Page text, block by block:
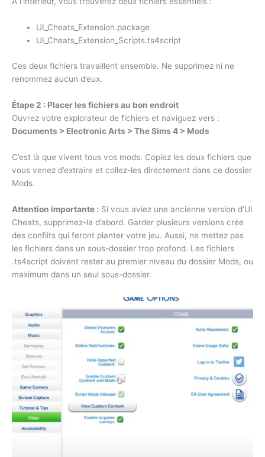
UI_Cheats_Extension.package
UI_Cheats_Extension_Scripts.ts4script
Ces deux fichiers travaillent ensemble. Ne supprimez ni ne
renommez aucun d’eux.
Étape 2 : Placer les fichiers au bon endroit
Ouvrez votre explorateur de fichiers et naviguez vers :
Documents > Electronic Arts > The Sims 4 > Mods
C’est là que vivent tous vos mods. Copiez les deux fichiers que
vous venez d’extraire et collez-les directement dans ce dossier
Mods.
Attention importante : Si vous aviez une ancienne version d’UI
Cheats, supprimez-la d’abord. Garder plusieurs versions crée
des conflits qui feront planter votre jeu. Aussi, ne mettez pas
les fichiers dans un sous-dossier trop profond. Les fichiers
.ts4script doivent rester au premier niveau du dossier Mods, ou
maximum dans un seul sous-dossier.